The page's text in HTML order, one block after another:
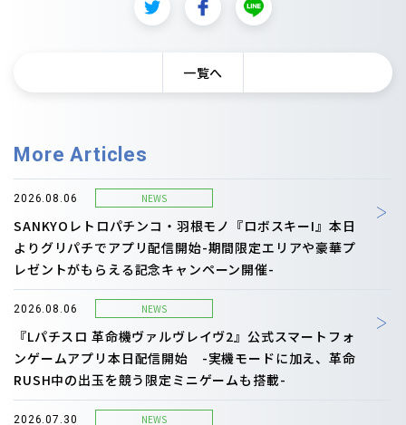
一覧へ
More Articles
2026.08.06 NEWS
SANKYOレトロパチンコ・羽根モノ『ロボスキーI』本日
よりグリパチでアプリ配信開始-期間限定エリアや豪華プ
レゼントがもらえる記念キャンペーン開催-
2026.08.06 NEWS
『Lパチスロ 革命機ヴァルヴレイヴ2』公式スマートフォ
ンゲームアプリ本日配信開始 -実機モードに加え、革命
RUSH中の出玉を競う限定ミニゲームも搭載-
2026.07.30 NEWS